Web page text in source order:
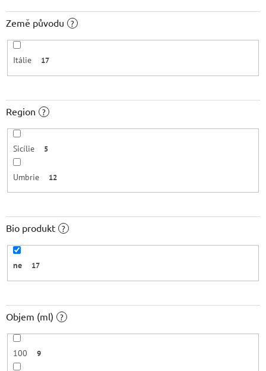
Země původu ?
Itálie 17
Region ?
Sicílie 5
Umbrie 12
Bio produkt ?
ne 17
Objem (ml) ?
100 9